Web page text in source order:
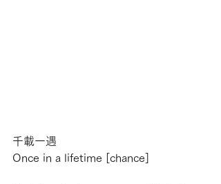
千載一遇
Once in a lifetime [chance]